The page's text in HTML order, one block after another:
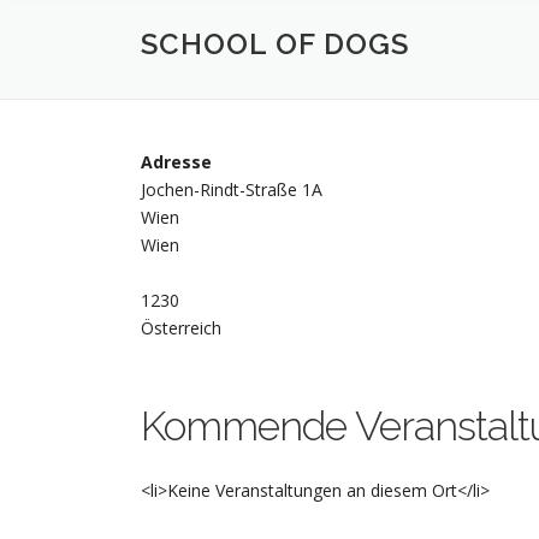
SCHOOL OF DOGS
Adresse
Jochen-Rindt-Straße 1A
Wien
Wien
1230
Österreich
Kommende
<li>Keine Veranstaltungen an diesem Ort</li>